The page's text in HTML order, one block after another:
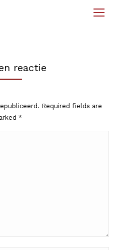
reactie
Required fields are
*